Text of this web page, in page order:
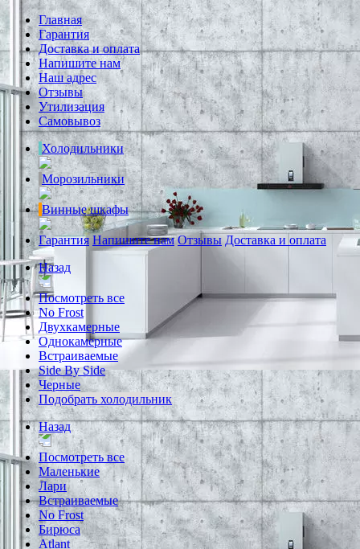
Главная
Гарантия
Доставка и оплата
Напишите нам
Наш адрес
Отзывы
Утилизация
Самовывоз
Холодильники
Морозильники
Винные шкафы
Гарантия Напишите нам Отзывы Доставка и оплата
Назад
Посмотреть все
No Frost
Двухкамерные
Однокамерные
Встраиваемые
Side By Side
Черные
Подобрать холодильник
Назад
Посмотреть все
Маленькие
Лари
Встраиваемые
No Frost
Бирюса
Atlant